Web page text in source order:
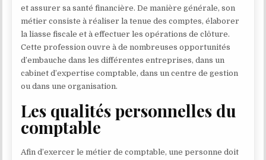
et assurer sa santé financière. De manière générale, son
métier consiste à réaliser la tenue des comptes, élaborer
la liasse fiscale et à effectuer les opérations de clôture.
Cette profession ouvre à de nombreuses opportunités
d’embauche dans les différentes entreprises, dans un
cabinet d’expertise comptable, dans un centre de gestion
ou dans une organisation.
Les qualités personnelles du
comptable
Afin d’exercer le métier de comptable, une personne doit